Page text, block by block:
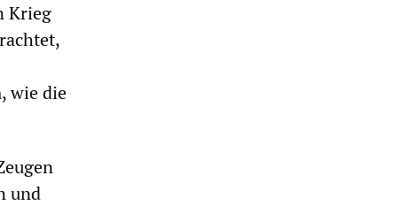
Krieg
wie die
und